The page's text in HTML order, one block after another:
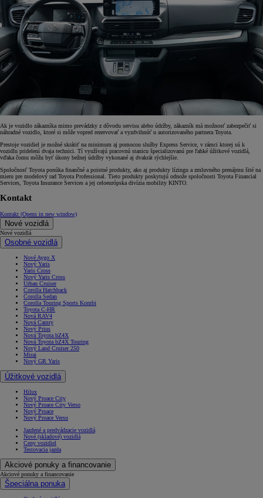
Ak je vozidlo zákazníka mimo prevádzky z dôvodu servisu alebo údržby, zákazník má možnosť zabezpečiť si
náhradné vozidlo, ktoré si môže vopred rezervovať a vyzdvihnúť u autorizovaného partnera Toyota.
Prestoje vozidiel je možné skrátiť na minimum aj pomocou služby Express Service, v rámci ktorej sú k
vozidlu pridelení dvaja technici. Tí využívajú pracovnú stanicu špecializovanú pre ľahké úžitkové vozidlá,
vďaka čomu môžu byť úkony bežnej údržby vykonané aj dvakrát rýchlejšie.
Spoločnosť Toyota ponúka finančné a poistné produkty, ako aj produkty lízingu a zmluvného prenájmu šité na
mieru pre modelový rad Toyota Professional. Tieto produkty poskytujú odnože spoločnosti Toyota Financial
Services, Toyota Insurance Services a jej celoeurópska divízia mobility KINTO.
Kontakt
Kontakt (Opens in new window)
Nové vozidlá
Nové vozidlá
Osobné vozidlá
Nové Aygo X
Nový Yaris
Yaris Cross
Nový Yaris Cross
Urban Cruiser
Corolla Hatchback
Corolla Sedan
Corolla Touring Sports Kombi
Toyota C-HR
Nová RAV4
Nová Camry
Nový Prius
Nová Toyota bZ4X
Nová Toyota bZ4X Touring
Nový Land Cruiser 250
Mirai
Nový GR Yaris
Úžitkové vozidlá
Hilux
Nový Proace City
Nový Proace City Verso
Nový Proace
Nový Proace Verso
Jazdené a predvádzacie vozidlá
Nové (skladové) vozidlá
Ceny vozidiel
Testovacia jazda
Akciové ponuky a financovanie
Akciové ponuky a financovanie
Špeciálna ponuka